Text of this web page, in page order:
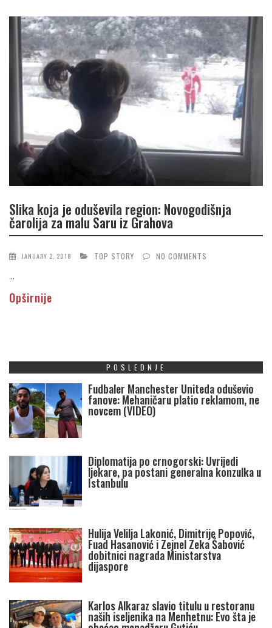
Slika koja je oduševila region: Novogodišnja
čarolija za malu Saru iz Grahova
JANUARY 2, 2018 TOP STORY NO COMMENTS
...
Opširnije
POSLEDNJE
Fudbaler Manchester Uniteda oduševio
fanove: Mehaničaru platio reklamom, ne
novcem (VIDEO)
Diplomatija po crnogorski: Uvrijedi
ljekare, pa postani generalna konzulka u
Istanbulu
Hulija Velilja Lakonić, Dimitrije Popović,
Fuad Hasanović i Zejnel Zeka Šabović
dobitnici nagrada Ministarstva
dijaspore
Karlos Alkaraz slavio titulu u restoranu
naših iseljenika na Menhetnu: Evo šta je